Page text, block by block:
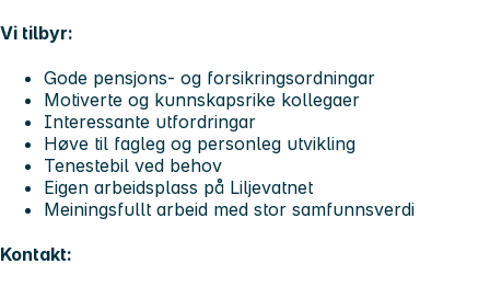
Vi tilbyr:
Gode pensjons- og forsikringsordningar
Motiverte og kunnskapsrike kollegaer
Interessante utfordringar
Høve til fagleg og personleg utvikling
Tenestebil ved behov
Eigen arbeidsplass på Liljevatnet
Meiningsfullt arbeid med stor samfunnsverdi
Kontakt: